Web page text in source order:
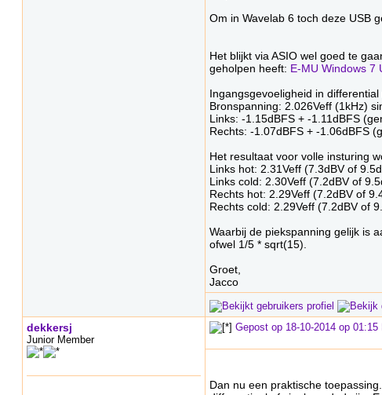
Om in Wavelab 6 toch deze USB
Het blijkt via ASIO wel goed te
geholpen heeft: E-MU Windows 7
Ingangsgevoeligheid in differential
Bronspanning: 2.026Veff (1kHz)
Links: -1.15dBFS + -1.11dBFS
Rechts: -1.07dBFS + -1.06dBFS
Het resultaat voor volle insturing
Links hot: 2.31Veff (7.3dBV of
Links cold: 2.30Veff (7.2dBV of
Rechts hot: 2.29Veff (7.2dBV of
Rechts cold: 2.29Veff (7.2dBV of
Waarbij de piekspanning gelijk is
ofwel 1/5 * sqrt(15).
Groet,
Jacco
dekkersj
Junior Member
Gepost op 18-10-2014 op 01:15
Dan nu een praktische